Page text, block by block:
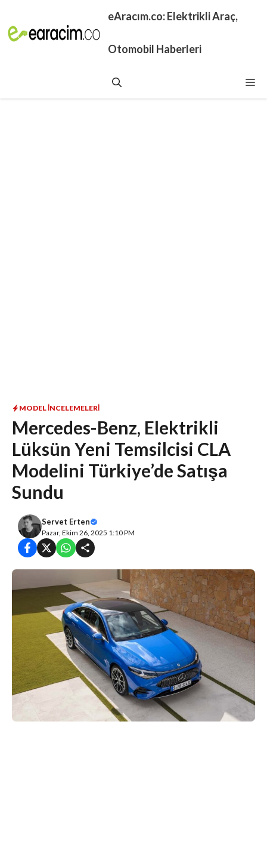
eAracım.co: Elektrikli Araç,
Otomobil Haberleri
MODEL İNCELEMELERI
Mercedes-Benz, Elektrikli
Lüksün Yeni Temsilcisi CLA
Modelini Türkiye’de Satışa
Sundu
Servet Erten
Pazar, Ekim 26, 2025 1:10 PM